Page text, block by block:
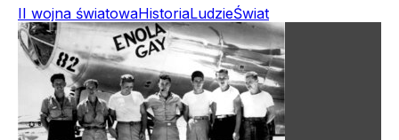
II wojna światowaHistoriaLudzieŚwiat